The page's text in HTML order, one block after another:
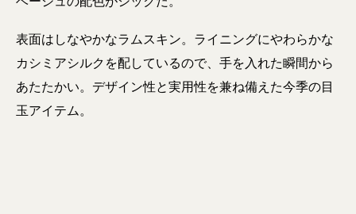
表面はしなやかなラムスキン。ライニングにやわらかな
カシミアシルクを配しているので、手を入れた瞬間から
あたたかい。デザイン性と実用性を兼ね備えた今季の目
玉アイテム。